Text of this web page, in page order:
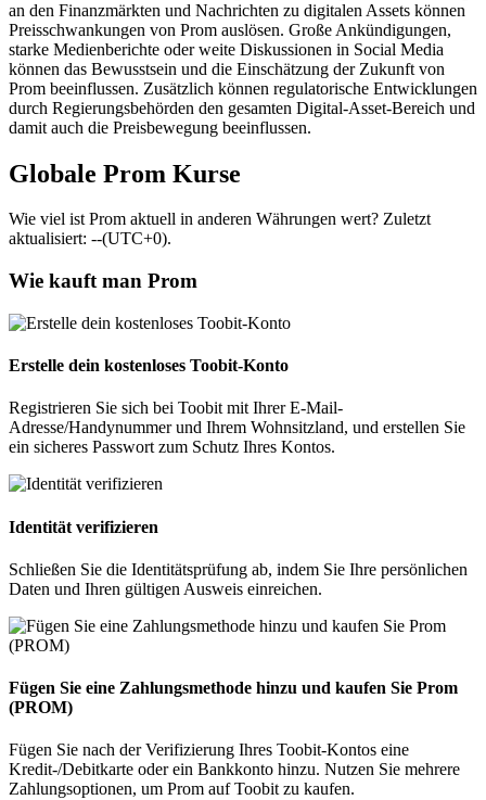
an den Finanzmärkten und Nachrichten zu digitalen Assets können
Preisschwankungen von Prom auslösen. Große Ankündigungen,
starke Medienberichte oder weite Diskussionen in Social Media
können das Bewusstsein und die Einschätzung der Zukunft von
Prom beeinflussen. Zusätzlich können regulatorische Entwicklungen
durch Regierungsbehörden den gesamten Digital-Asset-Bereich und
damit auch die Preisbewegung beeinflussen.
Globale Prom Kurse
Wie viel ist Prom aktuell in anderen Währungen wert? Zuletzt
aktualisiert: --(UTC+0).
Wie kauft man Prom
Erstelle dein kostenloses Toobit-Konto
Registrieren Sie sich bei Toobit mit Ihrer E-Mail-
Adresse/Handynummer und Ihrem Wohnsitzland, und erstellen Sie
ein sicheres Passwort zum Schutz Ihres Kontos.
Identität verifizieren
Schließen Sie die Identitätsprüfung ab, indem Sie Ihre persönlichen
Daten und Ihren gültigen Ausweis einreichen.
Fügen Sie eine Zahlungsmethode hinzu und kaufen Sie Prom
(PROM)
Fügen Sie nach der Verifizierung Ihres Toobit-Kontos eine
Kredit-/Debitkarte oder ein Bankkonto hinzu. Nutzen Sie mehrere
Zahlungsoptionen, um Prom auf Toobit zu kaufen.